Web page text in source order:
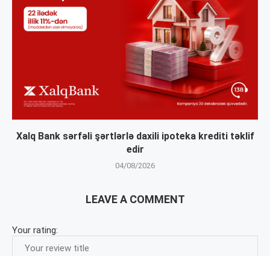
Xalq Bank sərfəli şərtlərlə daxili ipoteka krediti təklif
edir
04/08/2026
LEAVE A COMMENT
Your rating: